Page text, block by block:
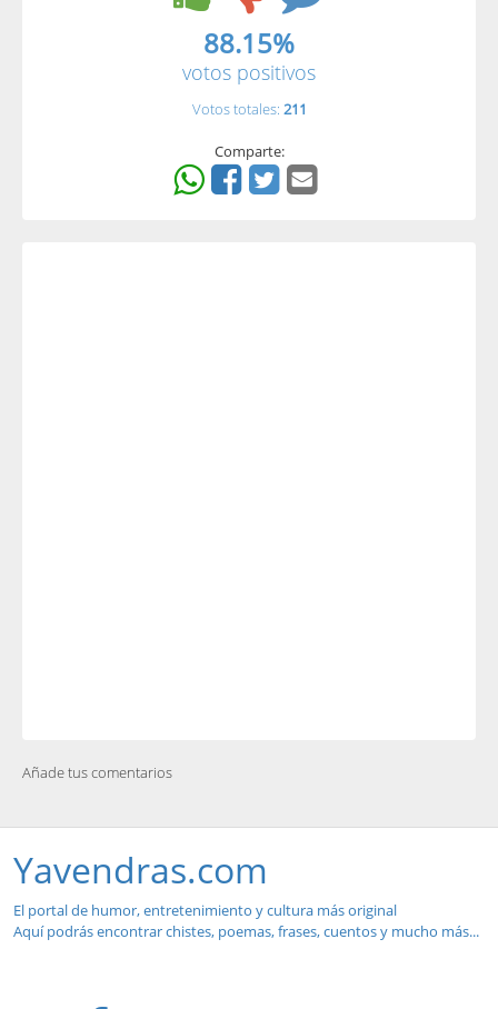
88.15%
votos positivos
Votos totales: 211
Comparte:
Añade tus comentarios
Yavendras.com
El portal de humor, entretenimiento y cultura más original
Aquí podrás encontrar chistes, poemas, frases, cuentos y mucho más...